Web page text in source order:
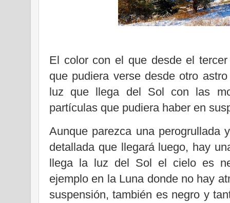
El color con el que desde el
que pudiera verse desde otro
luz que llega del Sol con las
partículas que pudiera haber en
Aunque parezca una perogrullada
detallada que llegará luego, hay
llega la luz del Sol el cielo es
ejemplo en la Luna donde no hay
suspensión, también es negro y